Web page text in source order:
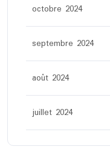
octobre 2024
septembre 2024
août 2024
juillet 2024